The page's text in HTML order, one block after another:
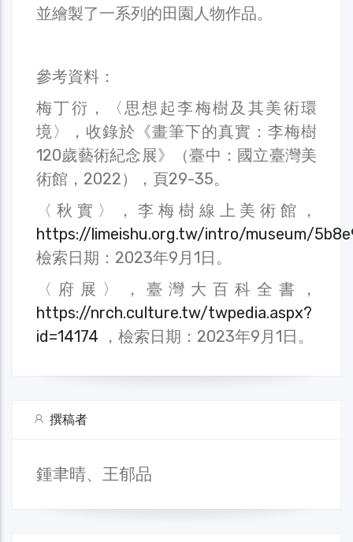
並繪製了一系列的田園人物作品。
參考資料：
梅丁衍，〈思想起李梅樹及其美術環
境〉，收錄於《畫筆下的真實：李梅樹
120歲藝術紀念展》（臺中：國立臺灣美
術館，2022），頁29-35。
〈秋實〉，李梅樹線上美術館，
https://limeishu.org.tw/intro/museum/
檢索日期：2023年9月1日。
〈府展〉，臺灣大百科全書，
https://nrch.culture.tw/twpedia.aspx?
id=14174
，檢索日期：2023年9月1日。
撰稿者
鍾聿晴、王郁品